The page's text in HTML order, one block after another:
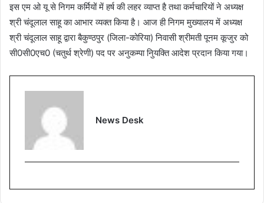
इस एम ओ यू से निगम कर्मियों में हर्ष की लहर व्याप्त है तथा कर्मचारियों ने अध्यक्ष
श्री चंदूलाल साहू का आभार व्यक्त किया है। आज ही निगम मुख्यालय में अध्यक्ष
श्री चंदूलाल साहू द्वारा बैकुण्ठपुर (जिला-कोरिया) निवासी श्रीमती पूनम कूजुर को
सी0सी0एच0 (चतुर्थ श्रेणी) पद पर अनुकम्पा निुयक्ति आदेश प्रदान किया गया।
News Desk